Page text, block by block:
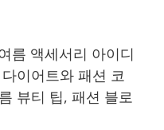
름 액세서리 아이디
이어트와 패션 코
뷰티 팁, 패션 블로